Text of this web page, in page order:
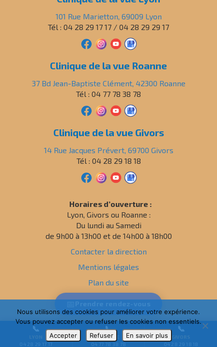
101 Rue Marietton, 69009 Lyon
Tél : 04 28 29 17 17 / 04 28 29 29 17
Clinique de la vue Roanne
37 Bd Jean-Baptiste Clément, 42300 Roanne
Tél : 04 77 78 38 78
Clinique de la vue Givors
14 Rue Jacques Prévert, 69700 Givors
Tél : 04 28 29 18 18
Horaires d’ouverture :
Lyon, Givors ou Roanne :
Du lundi au Samedi
de 9h00 à 13h00 et de 14h00 à 18h00
Contacter la direction
Mentions légales
Plan du site
Politique de confidentialité
📞
LYON
04 28 29 17 17
📞
ROANNE
04 77 78 38 78
📞
GIVORS
04 28 29 18 18
Nous utilisons des cookies pour améliorer votre expérience.
Vous pouvez accepter ou refuser les cookies non essentiels.
Accepter
Refuser En savoir plus